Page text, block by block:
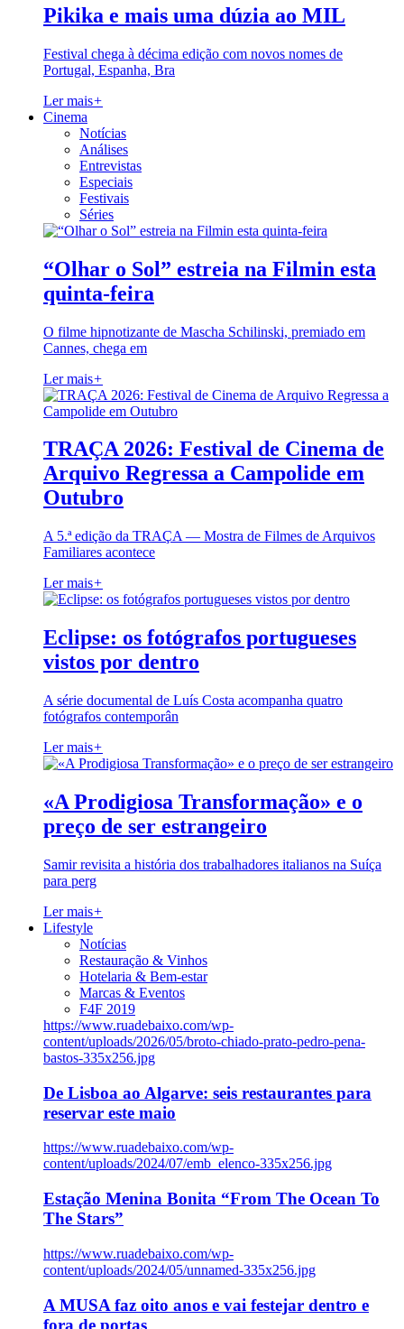
Pikika e mais uma dúzia ao MIL
Festival chega à décima edição com novos nomes de
Portugal, Espanha, Bra
Ler mais+
Cinema
Notícias
Análises
Entrevistas
Especiais
Festivais
Séries
“Olhar o Sol” estreia na Filmin esta
quinta-feira
O filme hipnotizante de Mascha Schilinski, premiado em
Cannes, chega em
Ler mais+
TRAÇA 2026: Festival de Cinema de
Arquivo Regressa a Campolide em
Outubro
A 5.ª edição da TRAÇA — Mostra de Filmes de Arquivos
Familiares acontece
Ler mais+
Eclipse: os fotógrafos portugueses
vistos por dentro
A série documental de Luís Costa acompanha quatro
fotógrafos contemporân
Ler mais+
«A Prodigiosa Transformação» e o
preço de ser estrangeiro
Samir revisita a história dos trabalhadores italianos na Suíça
para perg
Ler mais+
Lifestyle
Notícias
Restauração & Vinhos
Hotelaria & Bem-estar
Marcas & Eventos
F4F 2019
https://www.ruadebaixo.com/wp-
content/uploads/2026/05/broto-chiado-prato-pedro-pena-
bastos-335x256.jpg
De Lisboa ao Algarve: seis restaurantes para
reservar este maio
https://www.ruadebaixo.com/wp-
content/uploads/2024/07/emb_elenco-335x256.jpg
Estação Menina Bonita “From The Ocean To
The Stars”
https://www.ruadebaixo.com/wp-
content/uploads/2024/05/unnamed-335x256.jpg
A MUSA faz oito anos e vai festejar dentro e
fora de portas